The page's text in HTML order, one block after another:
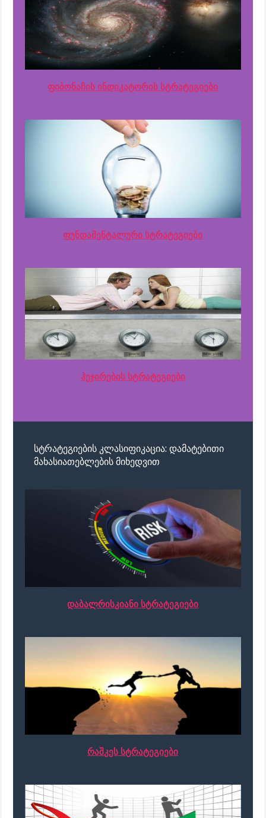
ფიბონაჩის ინდიკატორის სტრატეგიები
ფუნდამენტალური სტრატეგიები
ჰეჯირების სტრატეგიები
სტრატეგიების კლასიფიკაცია: დამატებითი
მახასიათებლების მიხედვით
დაბალრისკიანი სტრატეგიები
რაშკეს სტრატეგიები